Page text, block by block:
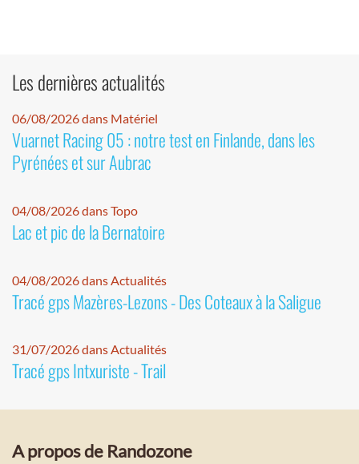
Les dernières actualités
06/08/2026 dans Matériel
Vuarnet Racing 05 : notre test en Finlande, dans les
Pyrénées et sur Aubrac
04/08/2026 dans Topo
Lac et pic de la Bernatoire
04/08/2026 dans Actualités
Tracé gps Mazères-Lezons - Des Coteaux à la Saligue
31/07/2026 dans Actualités
Tracé gps Intxuriste - Trail
A propos de Randozone